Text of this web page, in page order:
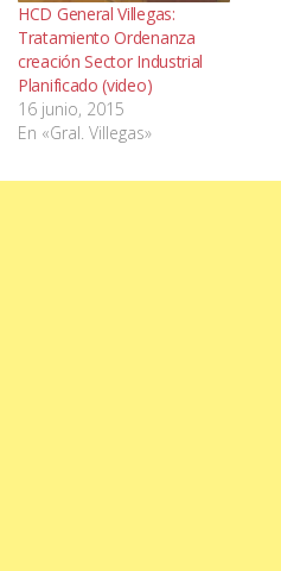
HCD General Villegas:
Tratamiento Ordenanza
creación Sector Industrial
Planificado (video)
16 junio, 2015
En «Gral. Villegas»